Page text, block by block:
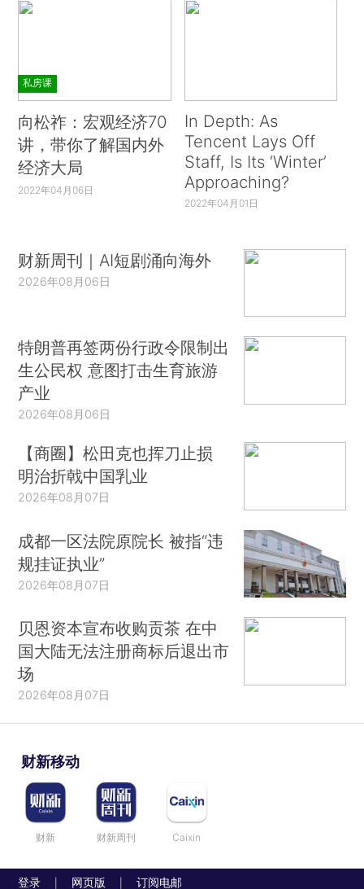
私房课
向松祚：宏观经济70
讲，带你了解国内外
经济大局
2022年04月06日
In Depth: As
Tencent Lays Off
Staff, Is Its ‘Winter’
Approaching?
2022年04月01日
财新周刊｜AI短剧涌向海外
2026年08月06日
特朗普再签两份行政令限制出
生公民权 意图打击生育旅游
产业
2026年08月06日
【商圈】松田克也挥刀止损
明治折戟中国乳业
2026年08月07日
成都一区法院原院长 被指“违
规挂证执业”
2026年08月07日
贝恩资本宣布收购贡茶 在中
国大陆无法注册商标后退出市
场
2026年08月07日
财新移动
财新 财新周刊 Caixin
登录 网页版 订阅电邮